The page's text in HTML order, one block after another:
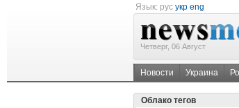
Язык: рус укр eng
Четверг, 06 Август
Новости Украина
Облако тегов